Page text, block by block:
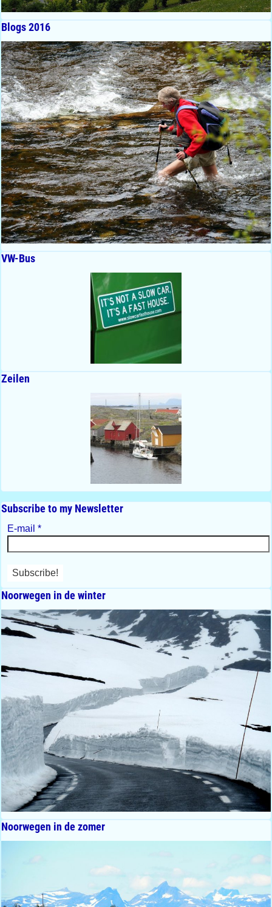
Blogs 2016
VW-Bus
Zeilen
Subscribe to my Newsletter
E-mail *
Noorwegen in de winter
Noorwegen in de zomer